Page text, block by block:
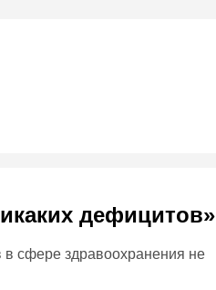
дефицитов»
сфере здравоохранения не